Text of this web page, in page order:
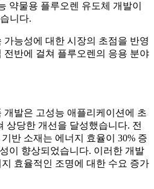
약물용 플루오렌 유도체 개발이
니다.
능성에 대한 시장의 초점을 반영
반에 걸쳐 플루오렌의 응용 분야
개발은 고성능 애플리케이션에 초
상당한 개선을 달성했습니다. 전
반 소재는 에너지 효율이 30% 증
이 향상되었습니다. 이러한 개발
효율적인 조명에 대한 수요 증가